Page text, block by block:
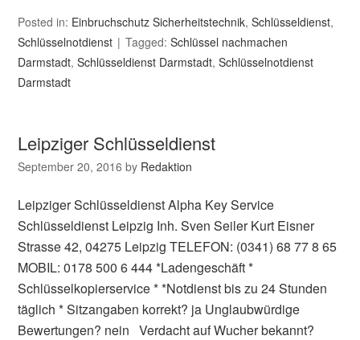
Posted in: Einbruchschutz Sicherheitstechnik,Schlüsseldienst,
Schlüsselnotdienst
Tagged:Schlüssel nachmachen
Darmstadt,Schlüsseldienst Darmstadt,Schlüsselnotdienst
Darmstadt
Leipziger Schlüsseldienst
September 20, 2016 by Redaktion
Leipziger Schlüsseldienst Alpha Key Service
Schlüsseldienst Leipzig Inh. Sven Seiler Kurt Eisner
Strasse 42, 04275 Leipzig TELEFON: (0341) 68 77 8 65
MOBIL: 0178 500 6 444 *Ladengeschäft *
Schlüsselkopierservice * *Notdienst bis zu 24 Stunden
täglich * Sitzangaben korrekt? ja Unglaubwürdige
Bewertungen? nein Verdacht auf Wucher bekannt?